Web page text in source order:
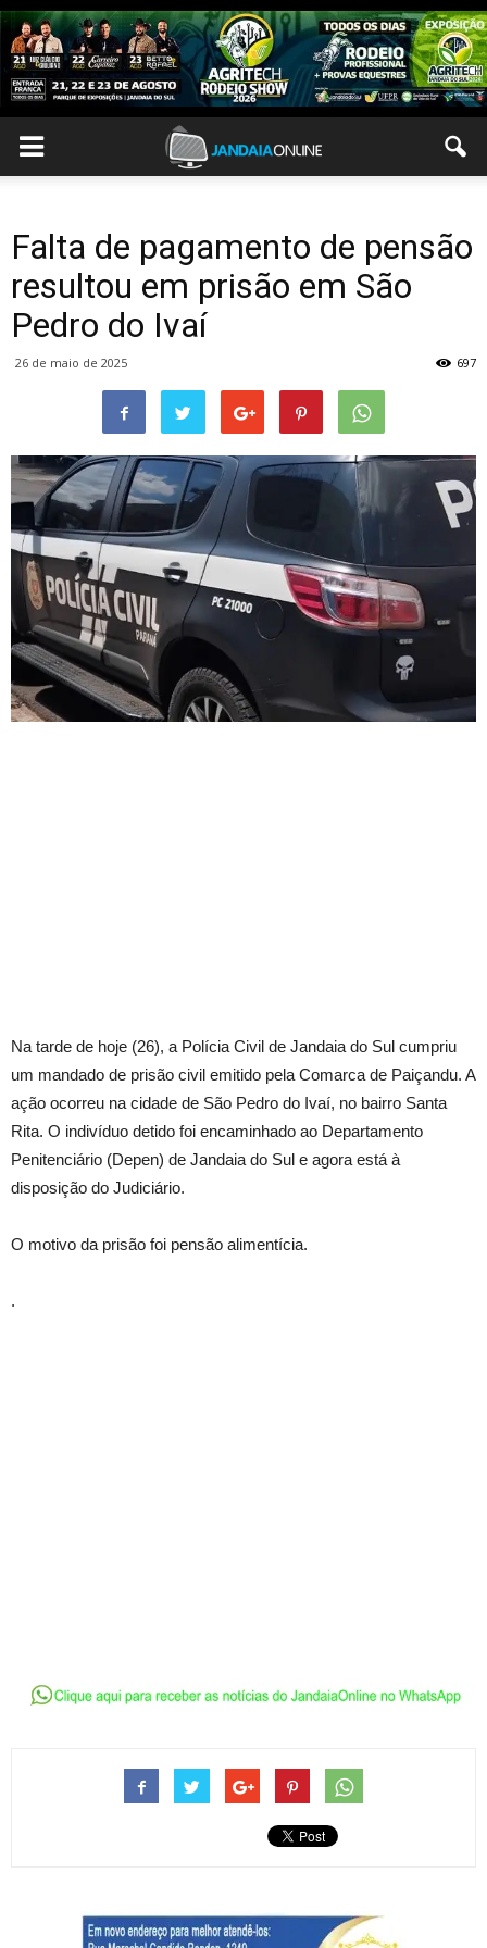
Falta de pagamento de pensão
resultou em prisão em São
Pedro do Ivaí
26 de maio de 2025 697
Na tarde de hoje (26), a Polícia Civil de Jandaia do Sul cumpriu
um mandado de prisão civil emitido pela Comarca de Paiçandu. A
ação ocorreu na cidade de São Pedro do Ivaí, no bairro Santa
Rita. O indivíduo detido foi encaminhado ao Departamento
Penitenciário (Depen) de Jandaia do Sul e agora está à
disposição do Judiciário.
O motivo da prisão foi pensão alimentícia.
.